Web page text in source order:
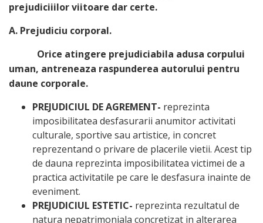
prejudiciiilor viitoare dar certe.
A. Prejudiciu corporal.
Orice atingere prejudiciabila adusa corpului
uman, antreneaza raspunderea autorului pentru
daune corporale.
PREJUDICIUL DE AGREMENT- reprezinta
imposibilitatea desfasurarii anumitor activitati
culturale, sportive sau artistice, in concret
reprezentand o privare de placerile vietii. Acest tip
de dauna reprezinta imposibilitatea victimei de a
practica activitatile pe care le desfasura inainte de
eveniment.
PREJUDICIUL ESTETIC- reprezinta rezultatul de
natura nepatrimoniala concretizat in alterarea